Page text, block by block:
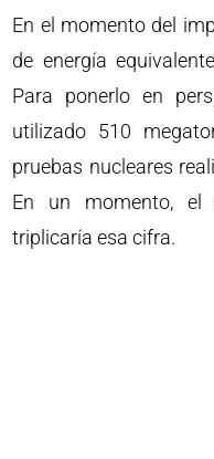
En el momento del
de energía
Para ponerlo en
utilizado 510
pruebas nucleares
En un momento, el
triplicaría esa cifra.